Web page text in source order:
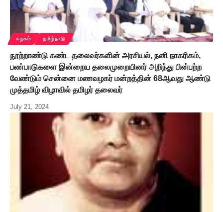
கழகம் தமிழ்நாடு
நூற்றாண்டு கண்ட தலைவர்களின் அரசியல், நனி நாகரிகம்,
பண்பாடுகளை இன்றைய தலைமுறையினர் அறிந்து பின்பற்ற
வேண்டும் சென்னை மணவழகர் மன்றத்தின் 68ஆவது ஆண்டு
முத்தமிழ் விழாவில் தமிழர் தலைவர்
July 21, 2024